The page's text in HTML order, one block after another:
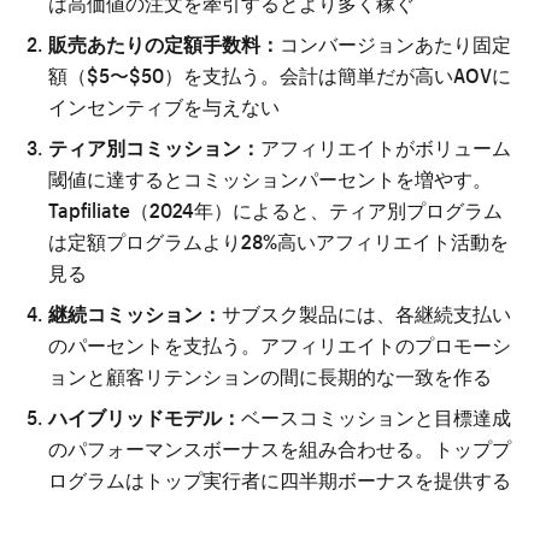
販売あたりの定額手数料： コンバージョンあたり固定
額（$5〜$50）を支払う。会計は簡単だが高いAOVに
インセンティブを与えない
ティア別コミッション： アフィリエイトがボリューム
閾値に達するとコミッションパーセントを増やす。
Tapfiliate（2024年）によると、ティア別プログラム
は定額プログラムより28%高いアフィリエイト活動を
見る
継続コミッション： サブスク製品には、各継続支払い
のパーセントを支払う。アフィリエイトのプロモーシ
ョンと顧客リテンションの間に長期的な一致を作る
ハイブリッドモデル： ベースコミッションと目標達成
のパフォーマンスボーナスを組み合わせる。トッププ
ログラムはトップ実行者に四半期ボーナスを提供する